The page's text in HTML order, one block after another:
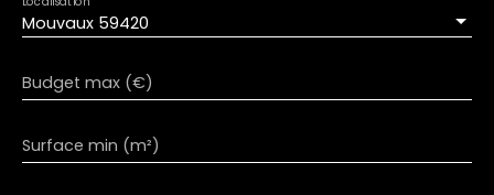
Mouvaux 59420
Budget max (€)
Surface min (m²)